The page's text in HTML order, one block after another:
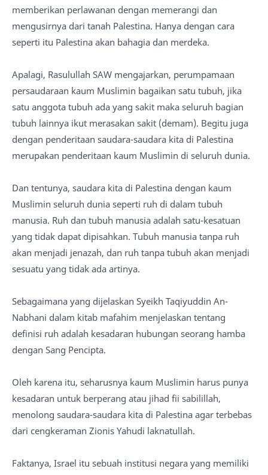
memberikan perlawanan dengan memerangi dan
mengusirnya dari tanah Palestina. Hanya dengan cara
seperti itu Palestina akan bahagia dan merdeka.
Apalagi, Rasulullah SAW mengajarkan, perumpamaan
persaudaraan kaum Muslimin bagaikan satu tubuh, jika
satu anggota tubuh ada yang sakit maka seluruh bagian
tubuh lainnya ikut merasakan sakit (demam). Begitu juga
dengan penderitaan saudara-saudara kita di Palestina
merupakan penderitaan kaum Muslimin di seluruh dunia.
Dan tentunya, saudara kita di Palestina dengan kaum
Muslimin seluruh dunia seperti ruh di dalam tubuh
manusia. Ruh dan tubuh manusia adalah satu-kesatuan
yang tidak dapat dipisahkan. Tubuh manusia tanpa ruh
akan menjadi jenazah, dan ruh tanpa tubuh akan menjadi
sesuatu yang tidak ada artinya.
Sebagaimana yang dijelaskan Syeikh Taqiyuddin An-
Nabhani dalam kitab mafahim menjelaskan tentang
definisi ruh adalah kesadaran hubungan seorang hamba
dengan Sang Pencipta.
Oleh karena itu, seharusnya kaum Muslimin harus punya
kesadaran untuk berperang atau jihad fii sabilillah,
menolong saudara-saudara kita di Palestina agar terbebas
dari cengkeraman Zionis Yahudi laknatullah.
Faktanya, Israel itu sebuah institusi negara yang memiliki